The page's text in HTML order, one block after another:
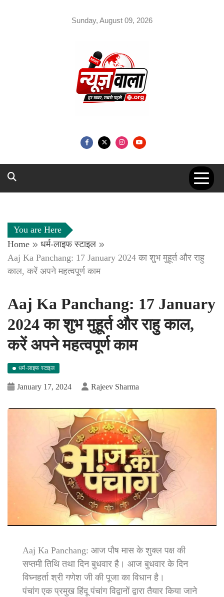
Sunday, August 09, 2026
You are Here
Home
धर्म-लाइफ स्टाइल
Aaj Ka Panchang: 17 January 2024 का शुभ मुहूर्त और राहु
काल, करें अपने महत्वपूर्ण काम
Aaj Ka Panchang: 17 January
2024 का शुभ मुहूर्त और राहु काल,
करें अपने महत्वपूर्ण काम
धर्म-लाइफ स्टाइल
January 17, 2024 Rajeev Sharma
Aaj Ka Panchang: आज पौष मास के शुक्ल पक्ष की
सप्तमी तिथि तथा दिन बुधवार है। आज बुधवार के दिन
विघ्नहर्ता श्री गणेश जी की पूजा का विधान है।
पंचांग एक प्रमुख हिंदू पंचांग विद्वानों द्वारा तैयार किया जाने